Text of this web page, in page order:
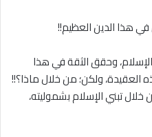
وحقق الثقة في هذا
العقيدة، ولكن؛ من خلال ماذا؟!!
تبني الإسلام بشموليته،